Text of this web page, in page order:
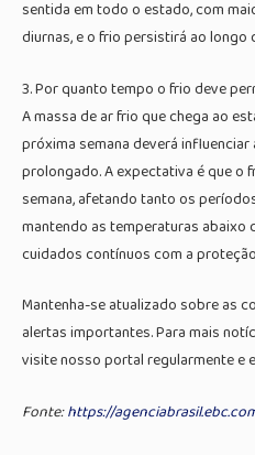
sentida em todo o estado, com
diurnas, e o frio persistirá ao longo
3. Por quanto tempo o frio deve
A massa de ar frio que chega ao
próxima semana deverá
prolongado. A expectativa é que o
semana, afetando tanto os
mantendo as temperaturas abaixo
cuidados contínuos com a
Mantenha-se atualizado sobre as
alertas importantes. Para mais
visite nosso portal regularmente e
Fonte:https://